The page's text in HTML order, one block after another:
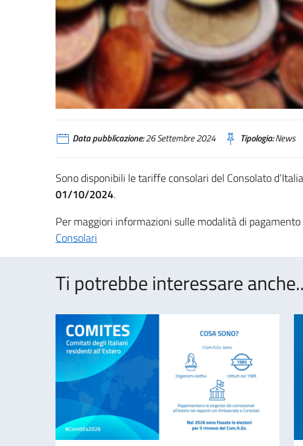
Data pubblicazione:26 Settembre 2024 Tipologia:News
Sono disponibili le tariffe consolari del Consolato
01/10/2024.
Per maggiori informazioni sulle modalità di
Consolari
Ti potrebbe interessare anche..